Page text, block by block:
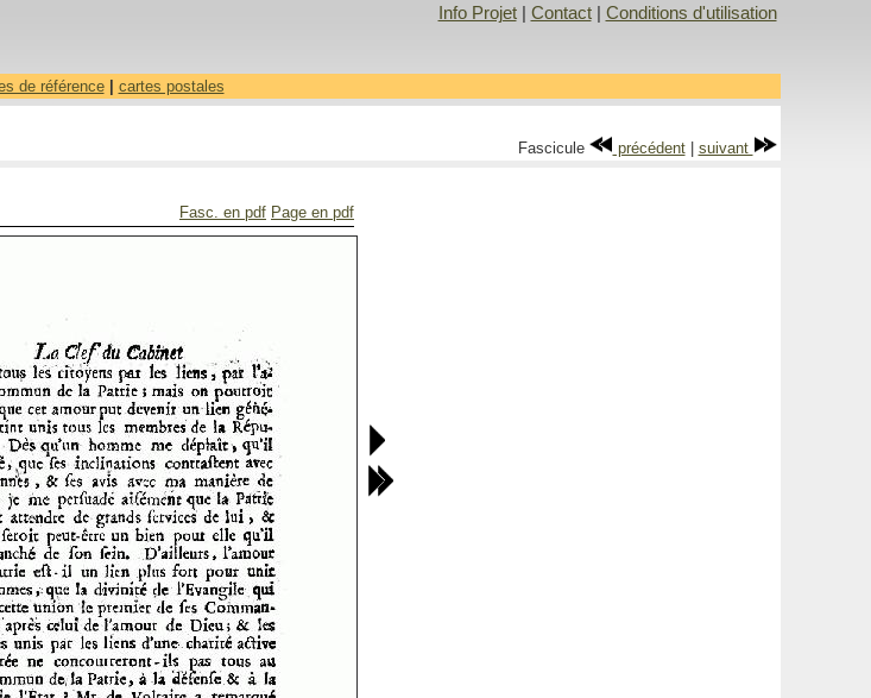
Info Projet| Contact| Conditions d'utilisation
de référence| cartes postales
Fascicule précédent| suivant
Fasc. en pdf Page en pdf